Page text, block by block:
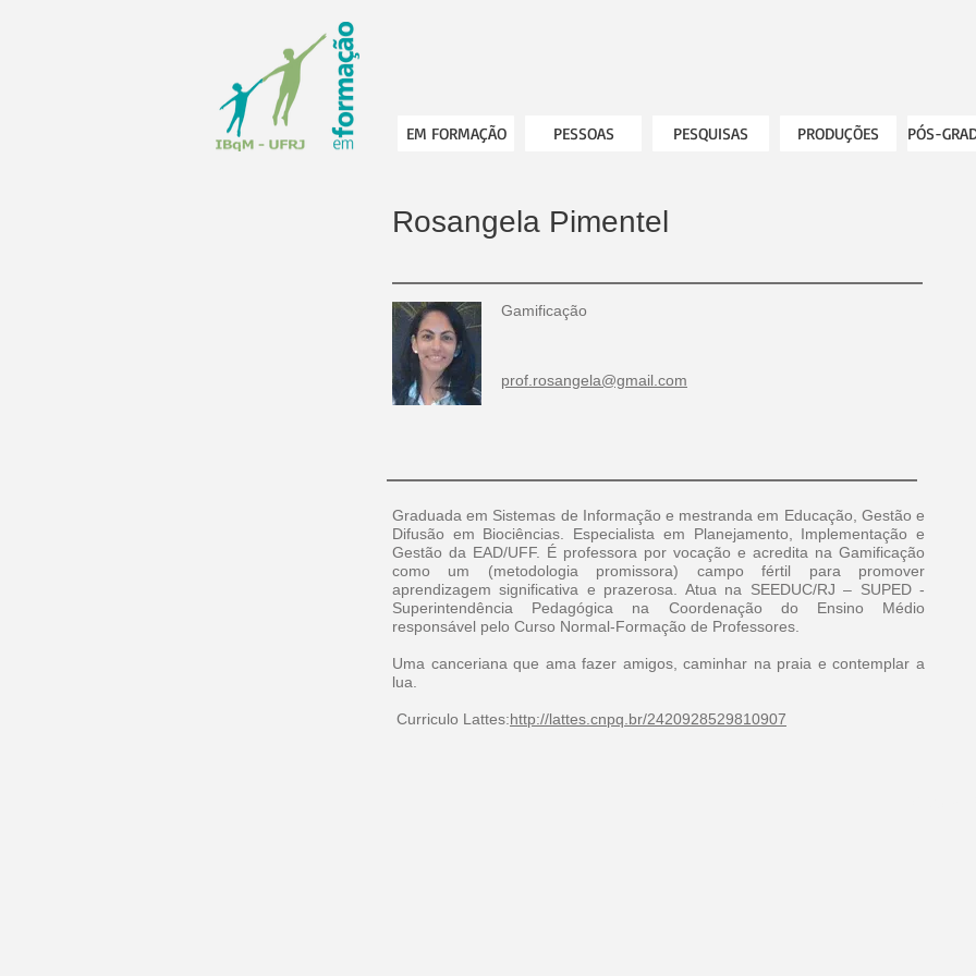
EM FORMAÇÃO PESSOAS PESQUISAS PRODUÇÕES PÓS-
Rosangela Pimentel
Gamificação
prof.rosangela@gmail.com
Graduada em Sistemas de Informação e mestranda em Educação, Gestão e
Difusão em Biociências. Especialista em Planejamento, Implementação e
Gestão da EAD/UFF. É professora por vocação e acredita na Gamificação
como um (metodologia promissora) campo fértil para promover
aprendizagem significativa e prazerosa. Atua na SEEDUC/RJ – SUPED -
Superintendência Pedagógica na Coordenação do Ensino Médio
responsável pelo Curso Normal-Formação de Professores.
Uma canceriana que ama fazer amigos, caminhar na praia e contemplar a
lua.
Curriculo Lattes:http://lattes.cnpq.br/2420928529810907